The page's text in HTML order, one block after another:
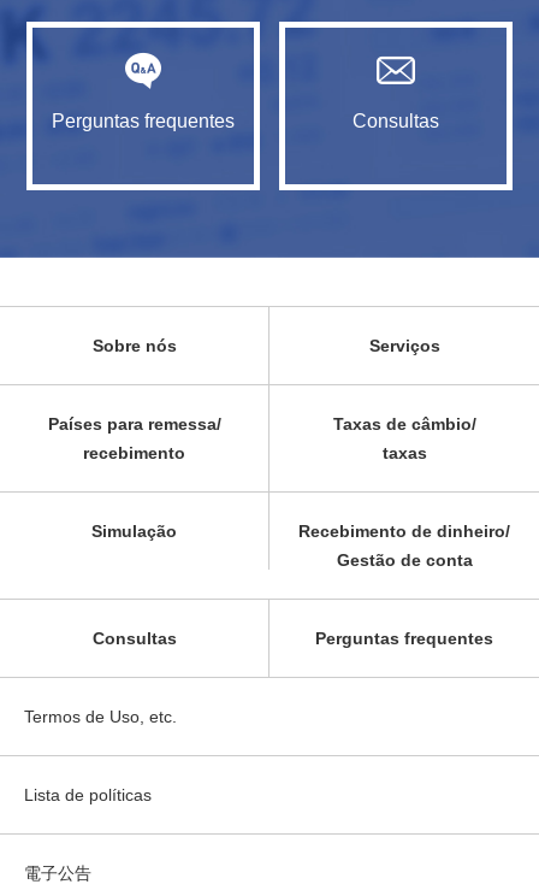
Perguntas frequentes Consultas
Sobre nós Serviços
Países para remessa/
recebimento
Taxas de câmbio/
taxas
Simulação
Recebimento de dinheiro/
Gestão de conta
Consultas Perguntas frequentes
Termos de Uso, etc.
Lista de políticas
電子公告